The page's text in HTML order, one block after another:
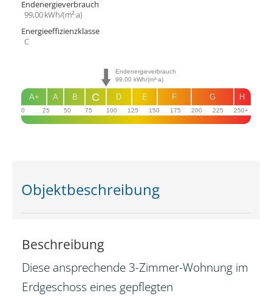
Endenergie­verbrauch
99,00 kWh/(m²·a)
Energie­effizienz­klasse
C
0 25 50 75 100 125 150 175 200 225 250+
H
G
F
E
D
B
A
A+ C
Endenergieverbrauch
99,00 kWh/(m²·a)
Objekt­beschreibung
Beschreibung
Diese ansprechende 3-Zimmer-Wohnung im
Erdgeschoss eines gepflegten